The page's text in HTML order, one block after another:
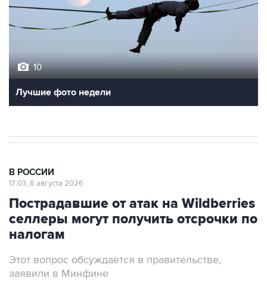
10
Лучшие фото недели
В РОССИИ
17:03, 6 августа 2026
Пострадавшие от атак на Wildberries
селлеры могут получить отсрочки по
налогам
Этот вопрос обсуждается в правительстве,
заявили в Минфине